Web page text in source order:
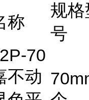
称
规格
号
70
不动